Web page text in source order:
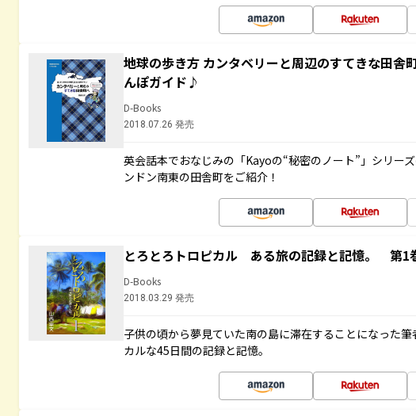
地球の歩き方 カンタベリーと周辺のすてきな田舎
んぽガイド♪
D-Books
2018.07.26 発売
英会話本でおなじみの「Kayoの“秘密のノート”」シリー
ンドン南東の田舎町をご紹介！
とろとろトロピカル ある旅の記録と記憶。 第1
D-Books
2018.03.29 発売
子供の頃から夢見ていた南の島に滞在することになった
カルな45日間の記録と記憶。